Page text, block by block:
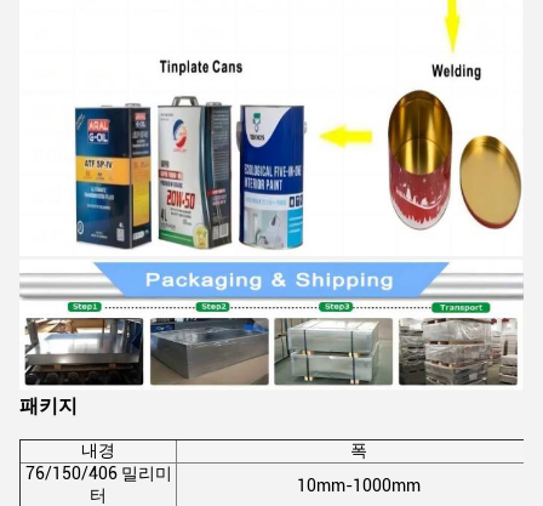
패키지
내경
폭
76/150/406 밀리미
터
10mm-1000mm